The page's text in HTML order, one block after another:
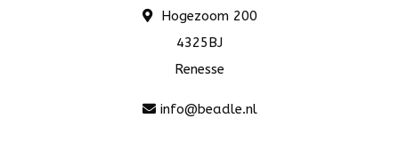
Hogezoom 200
4325BJ
Renesse
info@beadle.nl